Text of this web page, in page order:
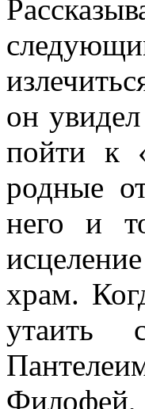
он
пойти к
родные
него и
храм.
утаить
Филофей,